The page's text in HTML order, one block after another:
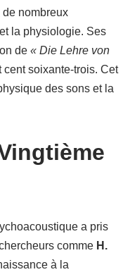
nombreux
la physiologie. Ses
de « Die Lehre von
cent soixante-trois. Cet
des sons et la
a pris
comme H.
à la